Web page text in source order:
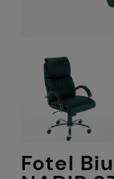
Fotel